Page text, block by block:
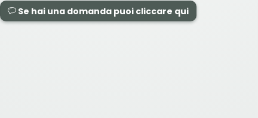
Se hai una domanda puoi cliccare qui